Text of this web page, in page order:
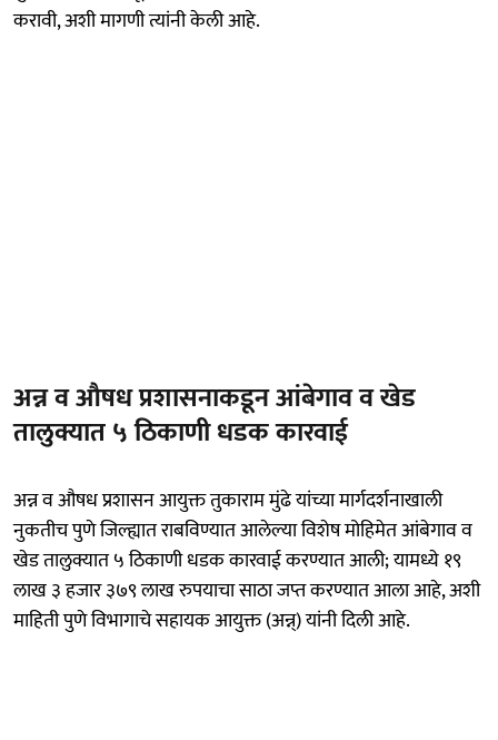
करावी, अशी मागणी त्यांनी केली आहे.
अन्न व औषध प्रशासनाकडून आंबेगाव व खेड
तालुक्यात ५ ठिकाणी धडक कारवाई
अन्न व औषध प्रशासन आयुक्त तुकाराम मुंढे यांच्या मार्गदर्शनाखाली
नुकतीच पुणे जिल्ह्यात राबविण्यात आलेल्या विशेष मोहिमेत आंबेगाव व
खेड तालुक्यात ५ ठिकाणी धडक कारवाई करण्यात आली; यामध्ये १९
लाख ३ हजार ३७९ लाख रुपयाचा साठा जप्त करण्यात आला आहे, अशी
माहिती पुणे विभागाचे सहायक आयुक्त (अन्न्) यांनी दिली आहे.